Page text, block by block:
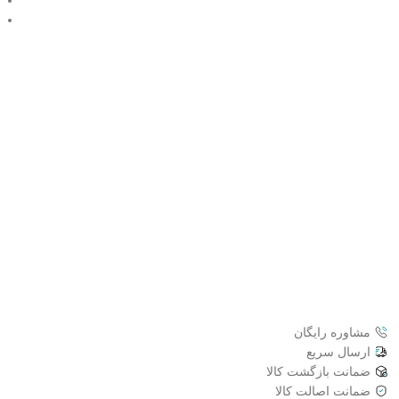
مشاوره رایگان
ارسال سریع
ضمانت بازگشت کالا
ضمانت اصالت کالا